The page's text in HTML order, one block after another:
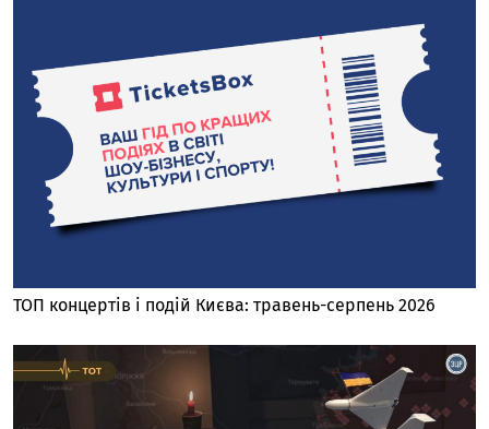
ТОП концертів і подій Києва: травень-серпень 2026